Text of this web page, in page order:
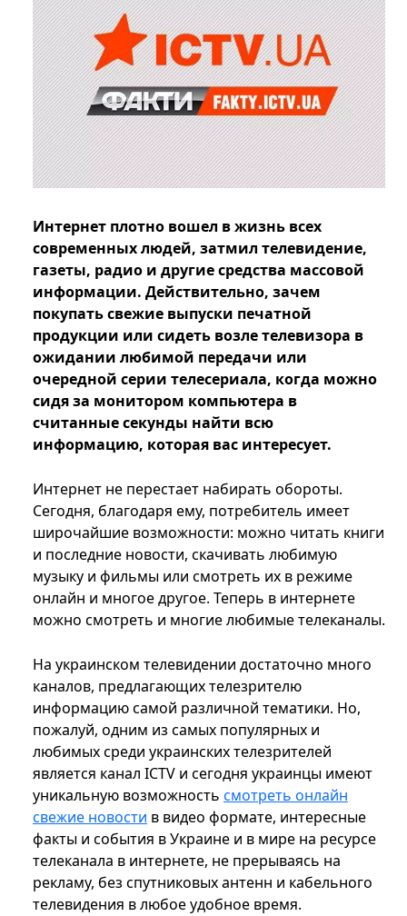
Интернет плотно вошел в жизнь всех
современных людей, затмил телевидение,
газеты, радио и другие средства массовой
информации. Действительно, зачем
покупать свежие выпуски печатной
продукции или сидеть возле телевизора в
ожидании любимой передачи или
очередной серии телесериала, когда можно
сидя за монитором компьютера в
считанные секунды найти всю
информацию, которая вас интересует.
Интернет не перестает набирать обороты.
Сегодня, благодаря ему, потребитель имеет
широчайшие возможности: можно читать книги
и последние новости, скачивать любимую
музыку и фильмы или смотреть их в режиме
онлайн и многое другое. Теперь в интернете
можно смотреть и многие любимые телеканалы.
На украинском телевидении достаточно много
каналов, предлагающих телезрителю
информацию самой различной тематики. Но,
пожалуй, одним из самых популярных и
любимых среди украинских телезрителей
является канал ICTV и сегодня украинцы имеют
уникальную возможность смотреть онлайн
свежие новости в видео формате, интересные
факты и события в Украине и в мире на ресурсе
телеканала в интернете, не прерываясь на
рекламу, без спутниковых антенн и кабельного
телевидения в любое удобное время.